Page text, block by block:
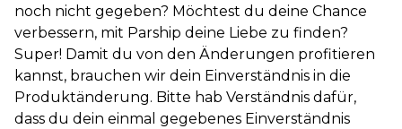
noch nicht gegeben? Möchtest du deine Chance
verbessern, mit Parship deine Liebe zu finden?
Super! Damit du von den Änderungen profitieren
kannst, brauchen wir dein Einverständnis in die
Produktänderung. Bitte hab Verständnis dafür,
dass du dein einmal gegebenes Einverständnis